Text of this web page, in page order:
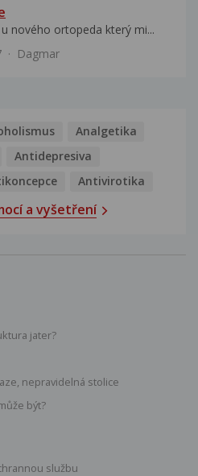
nového ortopeda který mi...
Dagmar
Analgetika
Antidepresiva
Antivirotika
a vyšetření
jater?
nepravidelná stolice
být?
službu